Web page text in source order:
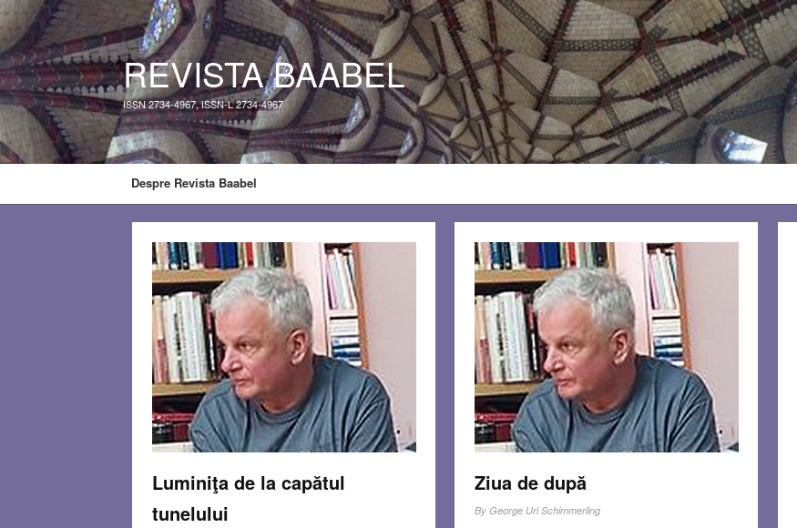
REVISTA BAABEL
ISSN 2734-4967, ISSN-L 2734-4967
Despre Revista Baabel
Luminiţa de la capătul
tunelului
Ziua de după
By George Uri Schimmerling